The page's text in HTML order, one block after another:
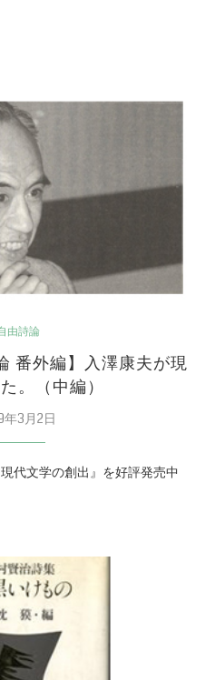
由詩論
番外編】入澤康夫が現
。（中編）
年3月2日
代文学の創出』を好評発売中